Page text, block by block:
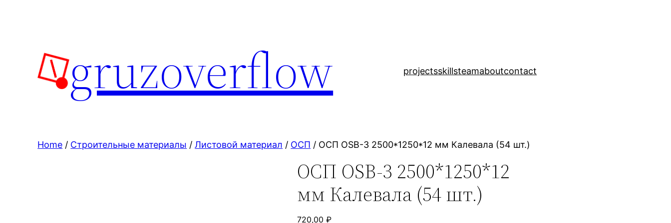
gruzoverflow projectsskillsteamaboutcontact
Home / Строительные материалы /Листовой материал / ОСП / ОСП OSB-3 2500*1250*12 мм Калевала (54 шт.)
ОСП OSB-3 2500*1250*12
мм Калевала (54 шт.)
720,00₽